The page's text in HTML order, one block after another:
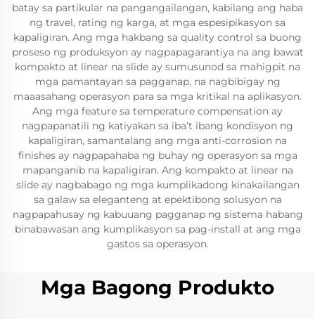
batay sa partikular na pangangailangan, kabilang ang haba
ng travel, rating ng karga, at mga espesipikasyon sa
kapaligiran. Ang mga hakbang sa quality control sa buong
proseso ng produksyon ay nagpapagarantiya na ang bawat
kompakto at linear na slide ay sumusunod sa mahigpit na
mga pamantayan sa pagganap, na nagbibigay ng
maaasahang operasyon para sa mga kritikal na aplikasyon.
Ang mga feature sa temperature compensation ay
nagpapanatili ng katiyakan sa iba’t ibang kondisyon ng
kapaligiran, samantalang ang mga anti-corrosion na
finishes ay nagpapahaba ng buhay ng operasyon sa mga
mapanganib na kapaligiran. Ang kompakto at linear na
slide ay nagbabago ng mga kumplikadong kinakailangan
sa galaw sa eleganteng at epektibong solusyon na
nagpapahusay ng kabuuang pagganap ng sistema habang
binabawasan ang kumplikasyon sa pag-install at ang mga
gastos sa operasyon.
Mga Bagong Produkto